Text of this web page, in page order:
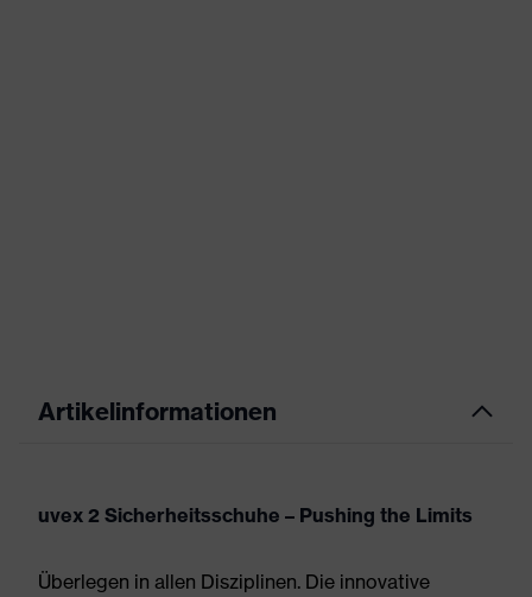
Artikelinformationen
uvex 2 Sicherheitsschuhe – Pushing the Limits
Überlegen in allen Disziplinen. Die innovative